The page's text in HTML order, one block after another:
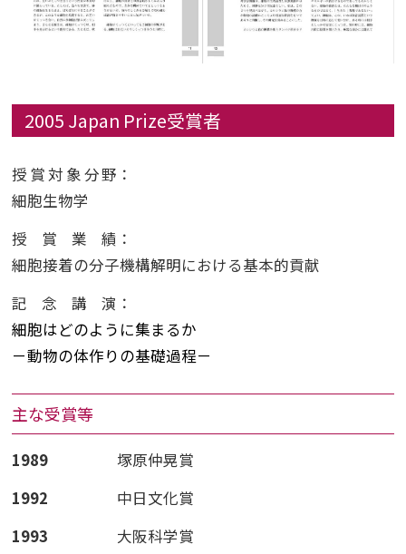
2005 Japan Prize受賞者
授賞対象分野 ：
細胞生物学
授賞業績 ：
細胞接着の分子機構解明における基本的貢献
記念講演 ：
細胞はどのように集まるか
－動物の体作りの基礎過程－
主な受賞等
1989
塚原仲晃賞
1992
中日文化賞
1993
大阪科学賞